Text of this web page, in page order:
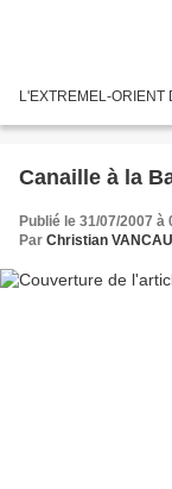
L'EXTREMEL-
Canaille à la
Publié le 31/07/2007 à
Par Christian VANCAU